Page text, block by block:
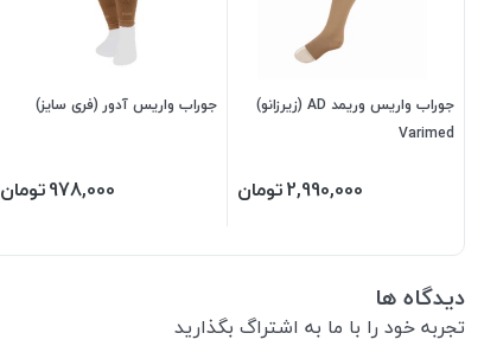
جوراب واریس وریمد AD (زیرزانو)
Varimed
2,990,000تومان
جوراب واریس آدور (فری سایز)
978,000تومان
دیدگاه ها
تجربه خود را با ما به اشتراگ بگذارید